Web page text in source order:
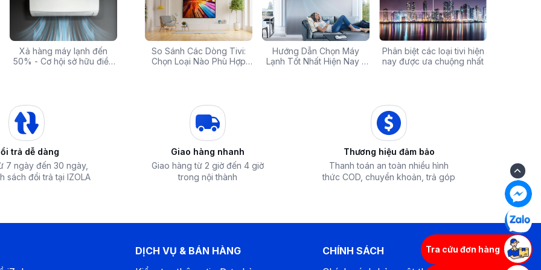
Tra cứu đơn hàng
lớn, giúp tăng lưu lượng khí lạnh thổi ra
góc của không gian phòng. Chế độ
xúc của luồng gió mát đến mọi ngóc
cảm giác tiện nghi, thoải mái nhất cho
cao hơn các vật liệu thông thường khác.
lớp bảo vệ có hiệu năng chống gỉ và ăn
Xả hàng máy lạnh đến
50% - Cơ hội sở hữu điều
Săn Sale Khủng: Hàng
Điện Máy Cao Cấp Giảm
Tivi Chính Hãng Giá Rẻ –
Siêu Ưu Đãi Chỉ Có Tại
Tivi sale khủng đến 60%:
Cơ hội sở hữu chiếc tivi
50% - Cơ hội
Top 10 máy lọc nước nóng
lạnh tốt nhất đáng mua
So Sánh Các Dòng Tivi:
Chọn Loại Nào Phù Hợp
Hướng Dẫn Chọn Máy
Lạnh Tốt Nhất Hiện Nay –
Phân biệt các loại tivi hiện
nay được ưa chuộng nhất
trả dễ dàng
7 ngày đến 30 ngày,
sách đổi trả tại IZOLA
Giao hàng nhanh
Giao hàng từ 2 giờ đến 4 giờ
trong nội thành
Thương hiệu đảm bảo
Thanh toán an toàn nhiều hình
thức COD, chuyển khoản, trả góp
DỊCH VỤ & BÁN HÀNG
CHÍNH SÁCH